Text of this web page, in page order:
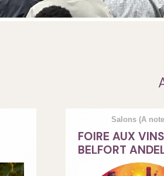
Salons(A
FOIRE AUX VINS
BELFORT